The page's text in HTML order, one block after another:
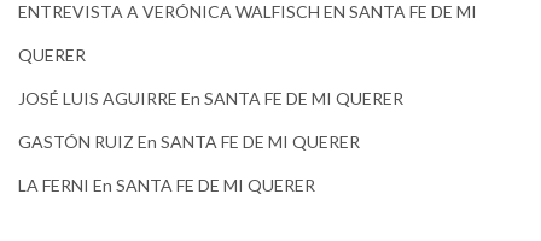
ENTREVISTA A VERÓNICA WALFISCH EN SANTA FE DE MI
QUERER
JOSÉ LUIS AGUIRRE En SANTA FE DE MI QUERER
GASTÓN RUIZ En SANTA FE DE MI QUERER
LA FERNI En SANTA FE DE MI QUERER